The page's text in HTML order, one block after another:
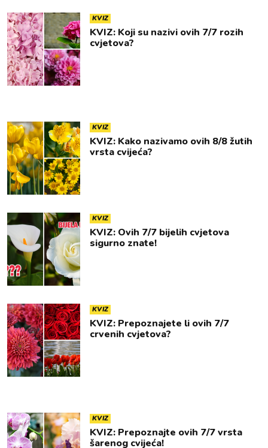
KVIZ
KVIZ: Koji su nazivi ovih 7/7 rozih
cvjetova?
KVIZ
KVIZ: Kako nazivamo ovih 8/8 žutih
vrsta cvijeća?
KVIZ
KVIZ: Ovih 7/7 bijelih cvjetova
sigurno znate!
KVIZ
KVIZ: Prepoznajete li ovih 7/7
crvenih cvjetova?
KVIZ
KVIZ: Prepoznajte ovih 7/7 vrsta
šarenog cvijeća!